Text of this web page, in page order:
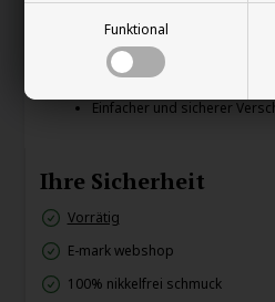
Funktional
Perfekt für Alltag und Abend
Kombiniert mehrere
Einfacher und sicherer
Ihre Sicherheit
Vorrätig
E-mark webshop
100% nikkelfrei schmuck